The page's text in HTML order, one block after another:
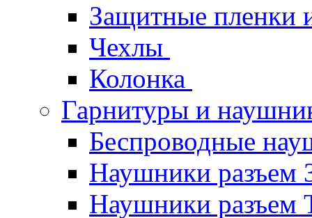
Защитные пленки
Чехлы
Колонка
Гарнитуры и
Беспроводные
Наушники разъем
Наушники разъем